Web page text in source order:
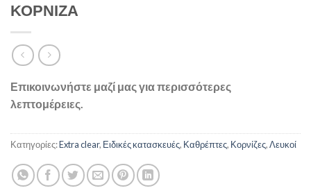
ΚΟΡΝΙΖΑ
Επικοινωνήστε μαζί μας για περισσότερες
λεπτομέρειες.
Κατηγορίες:Extra clear, Ειδικές κατασκευές, Καθρέπτες, Κορνίζες,Λευκοί